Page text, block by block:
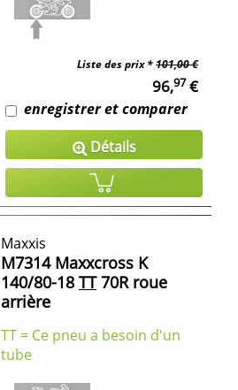
Liste des prix *101,00 €
96,97€
enregistrer et comparer
Détails
Maxxis
M7314 Maxxcross K
140/80-18 TT70R roue
arrière
TT = Ce pneu a besoin d'un
tube